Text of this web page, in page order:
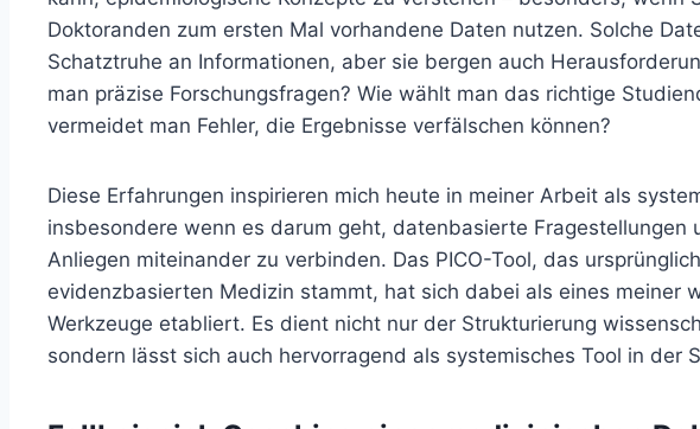
Doktoranden zum ersten Mal vorhandene Daten nutzen. Solche
Schatztruhe an Informationen, aber sie bergen auch
man präzise Forschungsfragen? Wie wählt man das richtige
vermeidet man Fehler, die Ergebnisse verfälschen können?
Diese Erfahrungen inspirieren mich heute in meiner Arbeit als
insbesondere wenn es darum geht, datenbasierte Fragestellungen
Anliegen miteinander zu verbinden. Das PICO-Tool, das
evidenzbasierten Medizin stammt, hat sich dabei als eines meiner
Werkzeuge etabliert. Es dient nicht nur der Strukturierung
sondern lässt sich auch hervorragend als systemisches Tool in der